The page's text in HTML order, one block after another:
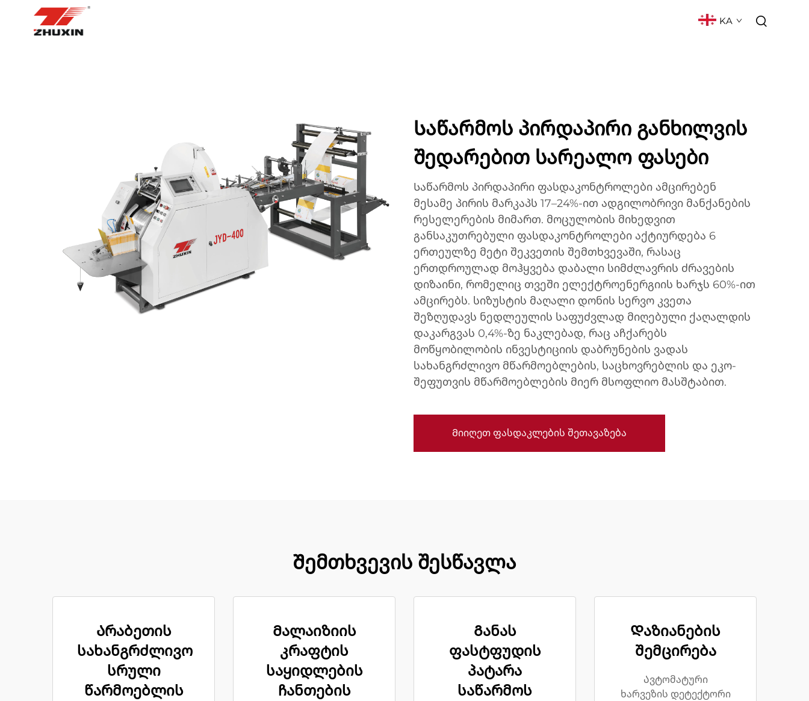
KA
Საწარმოს პირდაპირი განხილვის
შედარებით სარეალო ფასები
Საწარმოს პირდაპირი ფასდაკონტროლები ამცირებენ
მესამე პირის მარკაპს 17–24%-ით ადგილობრივი მანქანების
რესელერების მიმართ. მოცულობის მიხედვით
განსაკუთრებული ფასდაკონტროლები აქტიურდება 6
ერთეულზე მეტი შეკვეთის შემთხვევაში, რასაც
ერთდროულად მოჰყვება დაბალი სიმძლავრის ძრავების
დიზაინი, რომელიც თვეში ელექტროენერგიის ხარჯს 60%-ით
ამცირებს. სიზუსტის მაღალი დონის სერვო კვეთა
შეზღუდავს ნედლეულის საფუძვლად მიღებული ქაღალდის
დაკარგვას 0,4%-ზე ნაკლებად, რაც აჩქარებს
მოწყობილობის ინვესტიციის დაბრუნების ვადას
სახანგრძლივო მწარმოებლების, საცხოვრებლის და ეკო-
შეფუთვის მწარმოებლების მიერ მსოფლიო მასშტაბით.
Მიიღეთ ფასდაკლების შეთავაზება
Შემთხვევის შესწავლა
Არაბეთის
სახანგრძლივო
სრული
წარმოებლის
Მალაიზიის
კრაფტის
საყიდლების
ჩანთების
Განას
ფასტფუდის
პატარა
საწარმოს
Დაზიანების
შემცირება
Ავტომატური
ხარვეზის დეტექტორი